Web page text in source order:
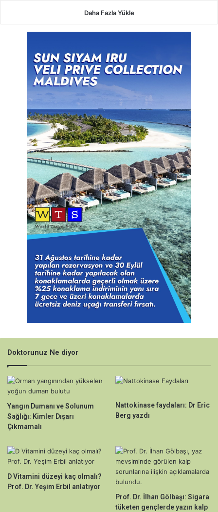
Daha Fazla Yükle
Doktorunuz Ne diyor
Yangın Dumanı ve Solunum
Sağlığı: Kimler Dışarı
Çıkmamalı
Nattokinase faydaları: Dr Eric
Berg yazdı
D Vitamini düzeyi kaç olmalı?
Prof. Dr. Yeşim Erbil anlatıyor
Prof. Dr. İlhan Gölbaşı: Sigara
tüketen gençlerde yazın kalp